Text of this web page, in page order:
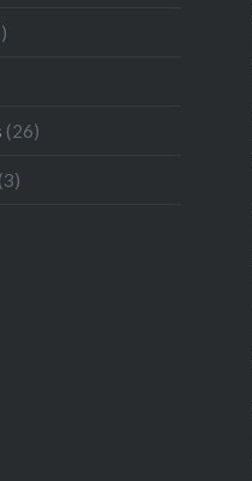
(26)
(3)